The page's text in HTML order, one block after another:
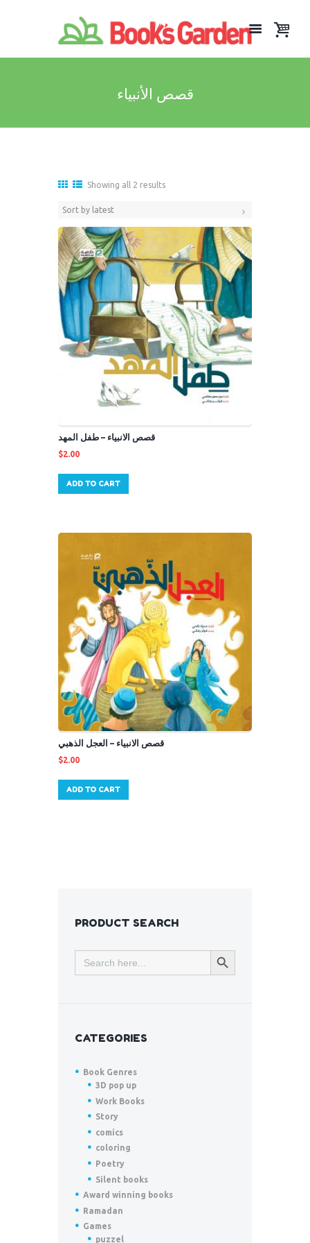
قصص الأنبياء
Showing all 2 resultsSorted
قصص الانبياء – طفل المهد
$2.00
ADD TO CART
قصص الانبياء – العجل الذهبي
$2.00
ADD TO CART
PRODUCT SEARCH
Search
for:
SEARCH BUTTON
CATEGORIES
Book Genres
3D pop up
Work Books
Story
comics
coloring
Poetry
Silent books
Award winning books
Ramadan
Games
puzzel